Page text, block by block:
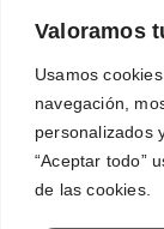
Valoramos
Usamos
navegación,
personalizados
“Aceptar todo”
de las cookies.
ACEPTO